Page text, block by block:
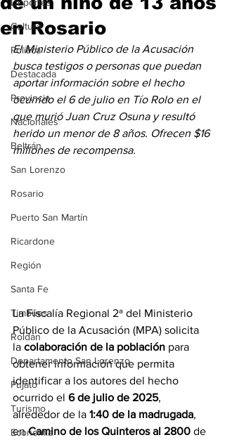
Cultura
Política
Destacada
Provincia
Nacionales
Beltrán
San Lorenzo
Rosario
Puerto San Martín
Ricardone
Región
Santa Fe
Timbúes
Roldán
Departamento San Lorenzo
Pujato
Turismo
Economía
en Rosario
El Ministerio Público de la Acusación
busca testigos o personas que puedan
aportar información sobre el hecho
ocurrido el 6 de julio en Tío Rolo en el
que murió Juan Cruz Osuna y resultó
herido un menor de 8 años. Ofrecen $16
millones de recompensa.
La Fiscalía Regional 2ª del Ministerio
Público de la Acusación (MPA) solicita
la colaboración de la población para
obtener información que permita
identificar a los autores del hecho
ocurrido el 6 de julio de 2025,
alrededor de la 1:40 de la madrugada,
en Camino de los Quinteros al 2800 de